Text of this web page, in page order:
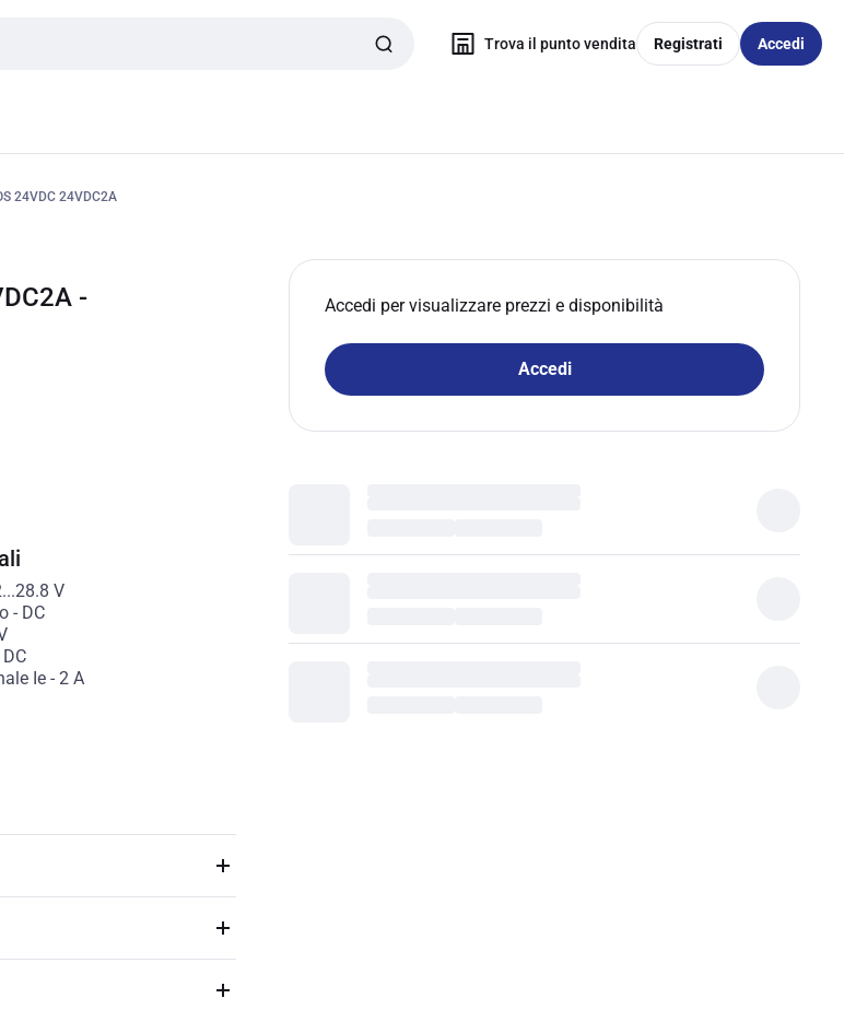
Trova il punto vendita Registrati Accedi
24VDC 24VDC2A
-
Accedi per visualizzare prezzi e disponibilità
Accedi
V
- DC
DC
Ie- 2 A